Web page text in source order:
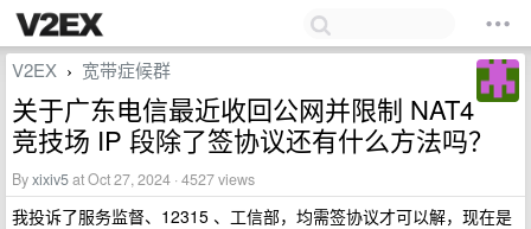
V2EX › 宽带症候群
关于广东电信最近收回公网并限制 NAT4
竞技场 IP 段除了签协议还有什么方法吗？
Byxixiv5at Oct 27, 2024 · 4527 views
我投诉了服务监督、12315 、工信部，均需签协议才可以解，现在是